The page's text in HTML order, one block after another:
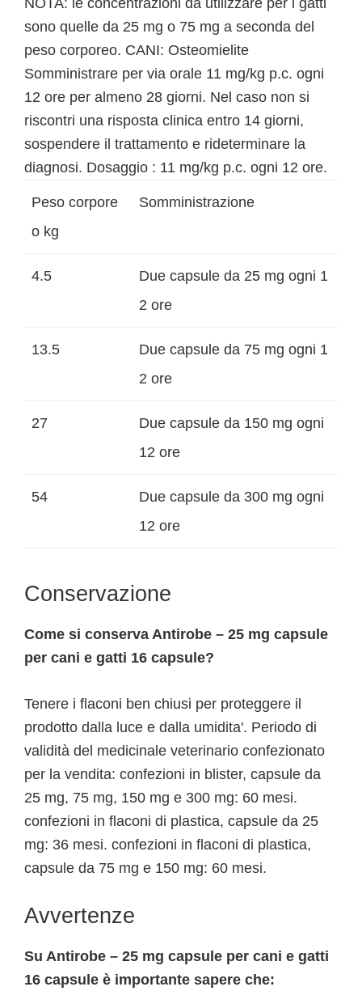
NOTA: le concentrazioni da utilizzare per i gatti
sono quelle da 25 mg o 75 mg a seconda del
peso corporeo. CANI: Osteomielite
Somministrare per via orale 11 mg/kg p.c. ogni
12 ore per almeno 28 giorni. Nel caso non si
riscontri una risposta clinica entro 14 giorni,
sospendere il trattamento e rideterminare la
diagnosi. Dosaggio : 11 mg/kg p.c. ogni 12 ore.
Peso corpore
o kg
Somministrazione
4.5
Due capsule da 25 mg ogni 1
2 ore
13.5
Due capsule da 75 mg ogni 1
2 ore
27
Due capsule da 150 mg ogni
12 ore
54
Due capsule da 300 mg ogni
12 ore
Conservazione
Come si conserva Antirobe – 25 mg capsule
per cani e gatti 16 capsule?
Tenere i flaconi ben chiusi per proteggere il
prodotto dalla luce e dalla umidita'. Periodo di
validità del medicinale veterinario confezionato
per la vendita: confezioni in blister, capsule da
25 mg, 75 mg, 150 mg e 300 mg: 60 mesi.
confezioni in flaconi di plastica, capsule da 25
mg: 36 mesi. confezioni in flaconi di plastica,
capsule da 75 mg e 150 mg: 60 mesi.
Avvertenze
Su Antirobe – 25 mg capsule per cani e gatti
16 capsule è importante sapere che: